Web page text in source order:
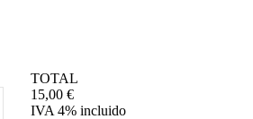
TOTAL
15,00 €
IVA 4% incluido